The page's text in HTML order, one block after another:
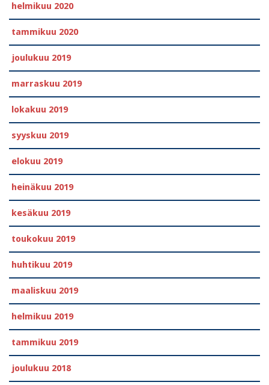
helmikuu 2020
tammikuu 2020
joulukuu 2019
marraskuu 2019
lokakuu 2019
syyskuu 2019
elokuu 2019
heinäkuu 2019
kesäkuu 2019
toukokuu 2019
huhtikuu 2019
maaliskuu 2019
helmikuu 2019
tammikuu 2019
joulukuu 2018